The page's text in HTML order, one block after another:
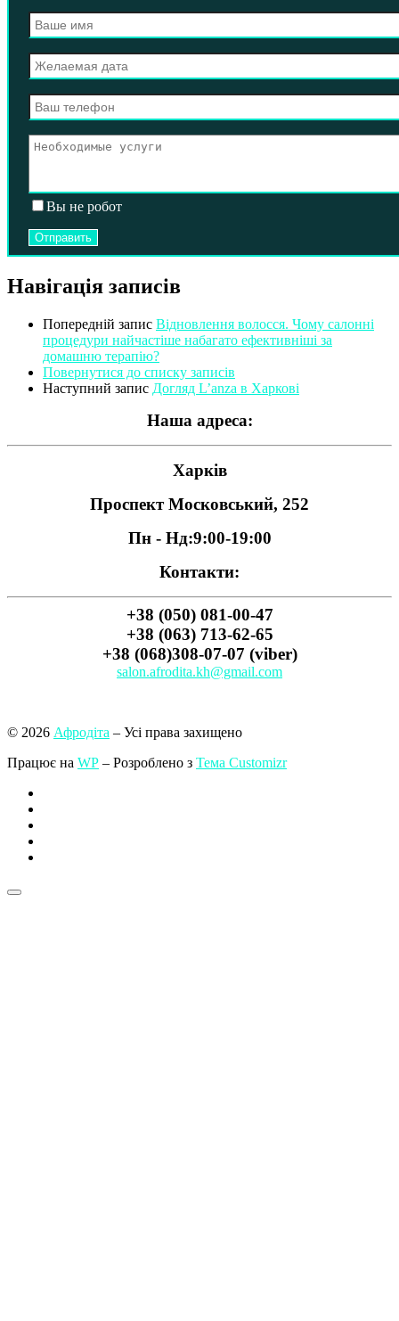
Вы не робот
Навігація записів
Попередній запис Відновлення волосся. Чому салонні
процедури найчастіше набагато ефективніші за
домашню терапію?
Повернутися до списку записів
Наступний запис Догляд L’anza в Харкові
Наша адреса:
Харків
Проспект Московський, 252
Пн - Нд:9:00-19:00
Контакти:
+38 (050) 081-00-47
+38 (063) 713-62-65
+38 (068)308-07-07 (viber)
salon.afrodita.kh@gmail.com
© 2026 Афродіта – Усі права захищено
Працює на WP – Розроблено з Тема Customizr